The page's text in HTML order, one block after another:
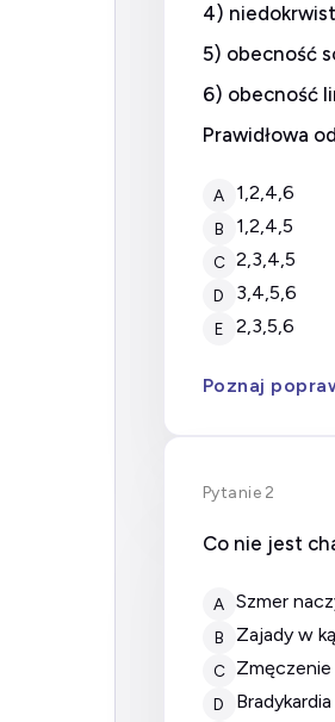
4)
5) obecność
6) obecność
Prawidłowa
A 1,2,4,6
B 1,2,4,5
C 2,3,4,5
D 3,4,5,6
E 2,3,5,6
Poznaj
Pytanie 2
Co nie jest
A Szmer
B Zajady w
C Zmęczenie
D Bradykardia